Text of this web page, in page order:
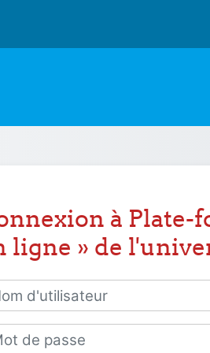
à Plate-
ligne » de
d'utilisateur
de passe